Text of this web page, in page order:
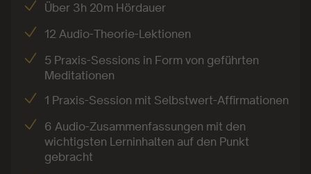
vielen Jahren Arbeit aus tiefstem Herzen.
Über 3h 20m Hördauer
12 Audio-Theorie-Lektionen
5 Praxis-Sessions in Form von geführten
Meditationen
1 Praxis-Session mit Selbstwert-Affirmationen
6 Audio-Zusammenfassungen mit den
wichtigsten Lerninhalten auf den Punkt
gebracht